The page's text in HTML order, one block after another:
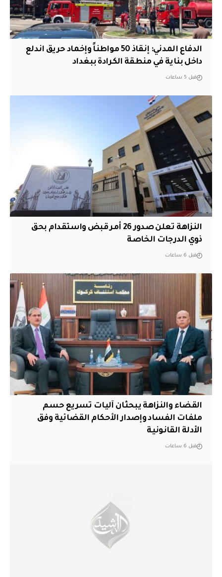
الدفاع المدني: إنقاذ 50 مواطناً وإخماد حريق اندلع
داخل بناية في منطقة الكرادة ببغداد
قبل 5 ساعات
النزاهة تعلن صدور 26 أمر قبض واستقدام بحق
ذوي الدرجات الخاصة
قبل 6 ساعات
القضاء والنزاهة يبحثان آليات تسريع حسم
ملفات الفساد وإصدار الأحكام القضائية وفق
الأدلة القانونية
قبل 6 ساعات